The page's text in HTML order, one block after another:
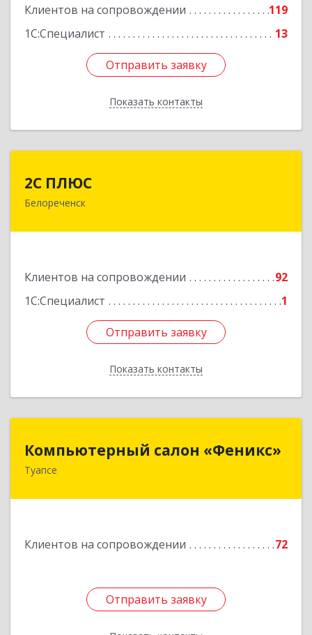
Клиентов на сопровождении
119
1С:Специалист
13
Отправить заявку
Показать контакты
Отправить заявку
Назад
2С ПЛЮС
Белореченск
Клиентов на сопровождении
92
1С:Специалист
1
Отправить заявку
Показать контакты
352630, Краснодарский край, Белореченский р-
Отправить заявку
Назад
Компьютерный салон «Феникс»
Туапсе
Клиентов на сопровождении 72
Отправить заявку
Компьютерный салон «Феникс»
352800, Краснодарский край, Туапсинский р-н,
Отправить заявку